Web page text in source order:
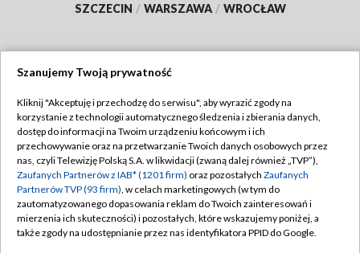
SZCZECIN / WARSZAWA / WROCŁAW
TVP
Abonament TVP
Emisja w TVP
Centrum informacji TVP
Naziemna Telewizja Cyfrowa
Regulamin TVP
Polityka prywatności
Moje zgody
Pomoc
Szanujemy Twoją prywatność
Kliknij "Akceptuję i przechodzę do serwisu", aby wyrazić zgody na
korzystanie z technologii automatycznego śledzenia i zbierania danych,
dostęp do informacji na Twoim urządzeniu końcowym i ich
przechowywanie oraz na przetwarzanie Twoich danych osobowych przez
nas, czyli Telewizję Polską S.A. w likwidacji (zwaną dalej również „TVP”),
Zaufanych Partnerów z IAB* (1201 firm) oraz pozostałych Zaufanych
Partnerów TVP (93 firm), w celach marketingowych (w tym do
zautomatyzowanego dopasowania reklam do Twoich zainteresowań i
mierzenia ich skuteczności) i pozostałych, które wskazujemy poniżej, a
także zgody na udostępnianie przez nas identyfikatora PPID do Google.